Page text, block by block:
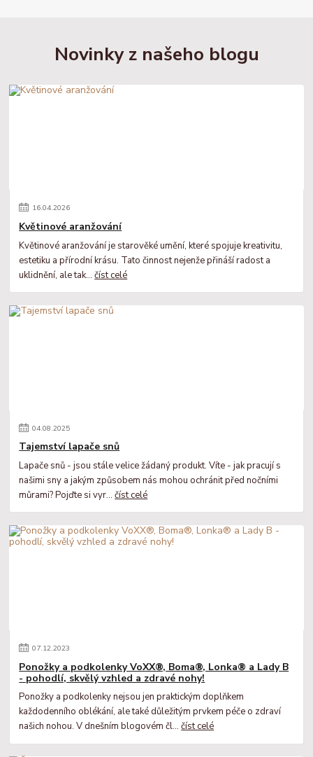
Novinky z našeho blogu
16.04.2026
Květinové aranžování
Květinové aranžování je starověké umění, které spojuje kreativitu,
estetiku a přírodní krásu. Tato činnost nejenže přináší radost a
uklidnění, ale tak...číst celé
04.08.2025
Tajemství lapače snů
Lapače snů - jsou stále velice žádaný produkt. Víte - jak pracují s
našimi sny a jakým způsobem nás mohou ochránit před nočními
můrami? Pojďte si vyr...číst celé
07.12.2023
Ponožky a podkolenky VoXX®, Boma®, Lonka® a Lady B
- pohodlí, skvělý vzhled a zdravé nohy!
Ponožky a podkolenky nejsou jen praktickým doplňkem
každodenního oblékání, ale také důležitým prvkem péče o zdraví
našich nohou. V dnešním blogovém čl...číst celé